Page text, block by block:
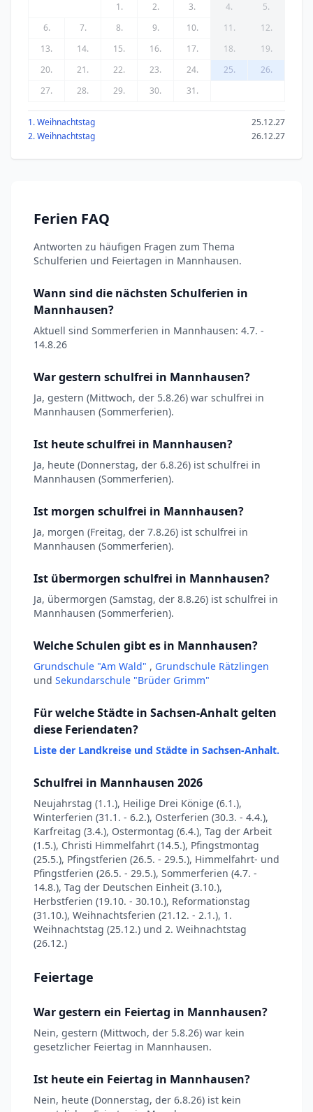
1.
2. 3. 4.
5.
6.
7. 8. 9. 10. 11.
12.
13.
14. 15. 16. 17. 18.
19.
20.
21. 22. 23. 24. 25.
26.
27.
28. 29. 30. 31.
1. Weihnachtstag
25.12.27
2. Weihnachtstag
26.12.27
Ferien FAQ
Antworten zu häufigen Fragen zum Thema
Schulferien und Feiertagen in Mannhausen.
Wann sind die nächsten Schulferien in
Mannhausen?
Aktuell sind Sommerferien in Mannhausen: 4.7. -
14.8.26
War gestern schulfrei in Mannhausen?
Ja, gestern (Mittwoch, der 5.8.26) war schulfrei in
Mannhausen (Sommerferien).
Ist heute schulfrei in Mannhausen?
Ja, heute (Donnerstag, der 6.8.26) ist schulfrei in
Mannhausen (Sommerferien).
Ist morgen schulfrei in Mannhausen?
Ja, morgen (Freitag, der 7.8.26) ist schulfrei in
Mannhausen (Sommerferien).
Ist übermorgen schulfrei in Mannhausen?
Ja, übermorgen (Samstag, der 8.8.26) ist schulfrei in
Mannhausen (Sommerferien).
Welche Schulen gibt es in Mannhausen?
Grundschule "Am Wald" , Grundschule Rätzlingen
und Sekundarschule "Brüder Grimm"
Für welche Städte in Sachsen-Anhalt gelten
diese Feriendaten?
Liste der Landkreise und Städte in Sachsen-Anhalt.
Schulfrei in Mannhausen 2026
Neujahrstag (1.1.), Heilige Drei Könige (6.1.),
Winterferien (31.1. - 6.2.), Osterferien (30.3. - 4.4.),
Karfreitag (3.4.), Ostermontag (6.4.), Tag der Arbeit
(1.5.), Christi Himmelfahrt (14.5.), Pfingstmontag
(25.5.), Pfingstferien (26.5. - 29.5.), Himmelfahrt- und
Pfingstferien (26.5. - 29.5.), Sommerferien (4.7. -
14.8.), Tag der Deutschen Einheit (3.10.),
Herbstferien (19.10. - 30.10.), Reformationstag
(31.10.), Weihnachtsferien (21.12. - 2.1.), 1.
Weihnachtstag (25.12.) und 2. Weihnachtstag
(26.12.)
Feiertage
War gestern ein Feiertag in Mannhausen?
Nein, gestern (Mittwoch, der 5.8.26) war kein
gesetzlicher Feiertag in Mannhausen.
Ist heute ein Feiertag in Mannhausen?
Nein, heute (Donnerstag, der 6.8.26) ist kein